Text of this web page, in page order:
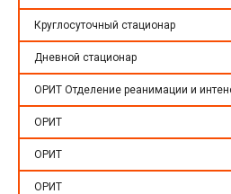
Круглосуточный стационар
Дневной стационар
ОРИТ Отделение реанимации и
ОРИТ
ОРИТ
ОРИТ